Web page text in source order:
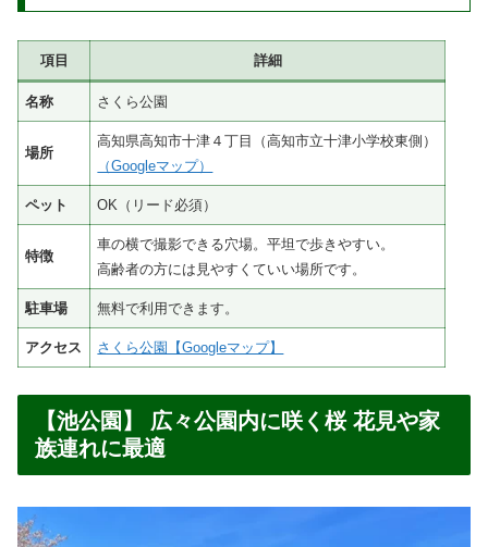
項目 詳細
名称 さくら公園
場所
高知県高知市十津４丁目（高知市立十津小学校東側）
（Googleマップ）
ペット OK（リード必須）
特徴
車の横で撮影できる穴場。平坦で歩きやすい。
高齢者の方には見やすくていい場所です。
駐車場 無料で利用できます。
アクセス さくら公園【Googleマップ】
【池公園】 広々公園内に咲く桜 花見や家
族連れに最適